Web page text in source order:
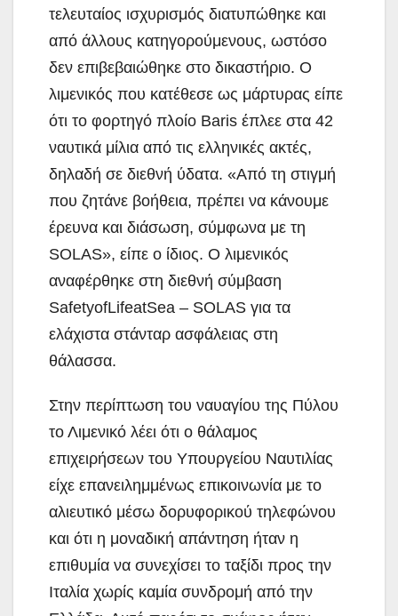
τελευταίος ισχυρισμός διατυπώθηκε και
από άλλους κατηγορούμενους, ωστόσο
δεν επιβεβαιώθηκε στο δικαστήριο. Ο
λιμενικός που κατέθεσε ως μάρτυρας είπε
ότι το φορτηγό πλοίο Baris έπλεε στα 42
ναυτικά μίλια από τις ελληνικές ακτές,
δηλαδή σε διεθνή ύδατα. «Από τη στιγμή
που ζητάνε βοήθεια, πρέπει να κάνουμε
έρευνα και διάσωση, σύμφωνα με τη
SOLAS», είπε ο ίδιος. Ο λιμενικός
αναφέρθηκε στη διεθνή σύμβαση
SafetyofLifeatSea – SOLAS για τα
ελάχιστα στάνταρ ασφάλειας στη
θάλασσα.
Στην περίπτωση του ναυαγίου της Πύλου
το Λιμενικό λέει ότι ο θάλαμος
επιχειρήσεων του Υπουργείου Ναυτιλίας
είχε επανειλημμένως επικοινωνία με το
αλιευτικό μέσω δορυφορικού τηλεφώνου
και ότι η μοναδική απάντηση ήταν η
επιθυμία να συνεχίσει το ταξίδι προς την
Ιταλία χωρίς καμία συνδρομή από την